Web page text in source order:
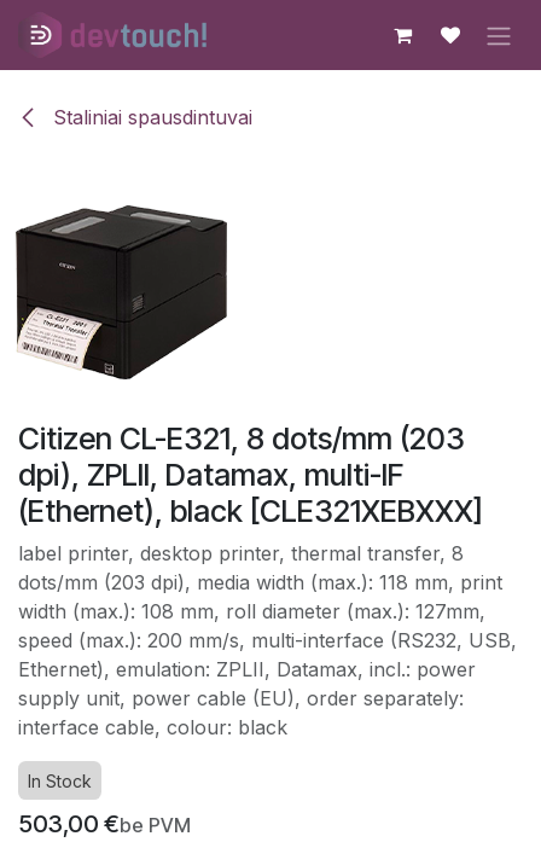
Skip to Content
Staliniai spausdintuvai
Citizen CL-E321, 8 dots/mm (203
dpi), ZPLII, Datamax, multi-IF
(Ethernet), black [CLE321XEBXXX]
label printer, desktop printer, thermal transfer, 8
dots/mm (203 dpi), media width (max.): 118 mm, print
width (max.): 108 mm, roll diameter (max.): 127mm,
speed (max.): 200 mm/s, multi-interface (RS232, USB,
Ethernet), emulation: ZPLII, Datamax, incl.: power
supply unit, power cable (EU), order separately:
interface cable, colour: black
In Stock
503,00 €be PVM